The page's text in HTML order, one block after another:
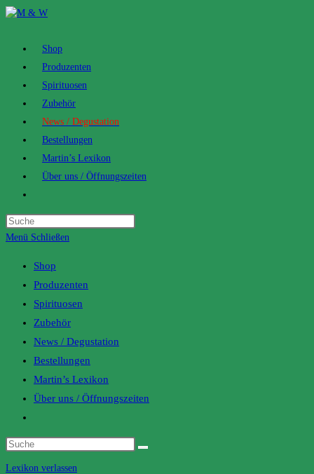
Zum
Shop
Produzenten
Spirituosen
Zubehör
News / Degustation
Bestellungen
Martin’s Lexikon
Über uns / Öffnungszeiten
website
search
Menü Schließen
Shop
Produzenten
Spirituosen
Zubehör
News / Degustation
Bestellungen
Martin’s Lexikon
Über uns / Öffnungszeiten
website
search
Lexikon verlassen